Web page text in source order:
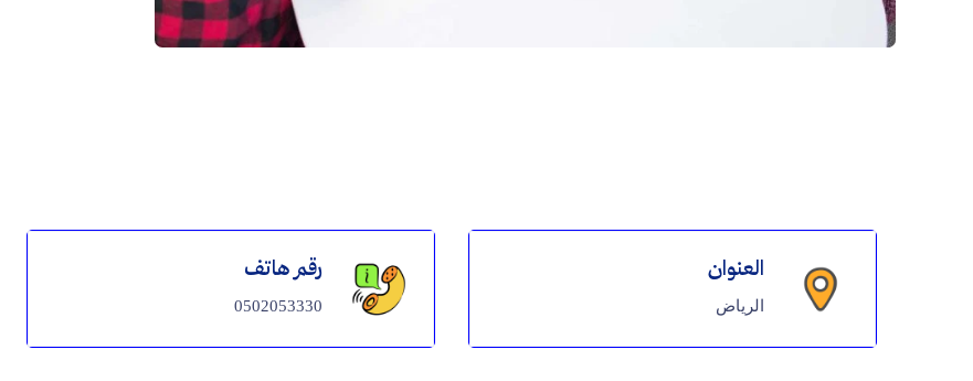
العنوان
الرياض
رقم هاتف
0502053330